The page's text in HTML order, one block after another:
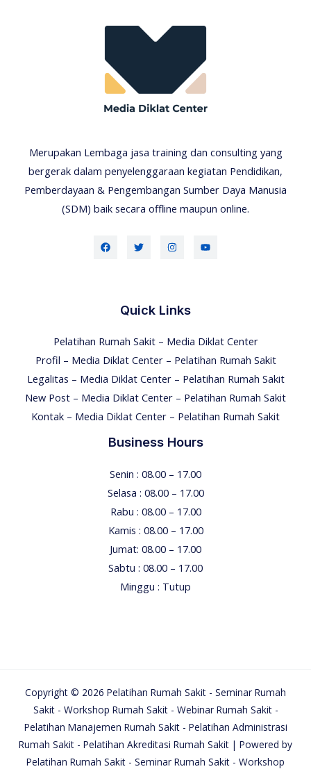
Merupakan Lembaga jasa training dan consulting yang
bergerak dalam penyelenggaraan kegiatan Pendidikan,
Pemberdayaan & Pengembangan Sumber Daya Manusia
(SDM) baik secara offline maupun online.
Quick Links
Pelatihan Rumah Sakit – Media Diklat Center
Profil – Media Diklat Center – Pelatihan Rumah Sakit
Legalitas – Media Diklat Center – Pelatihan Rumah Sakit
New Post – Media Diklat Center – Pelatihan Rumah Sakit
Kontak – Media Diklat Center – Pelatihan Rumah Sakit
Business Hours
Senin : 08.00 – 17.00
Selasa : 08.00 – 17.00
Rabu : 08.00 – 17.00
Kamis : 08.00 – 17.00
Jumat: 08.00 – 17.00
Sabtu : 08.00 – 17.00
Minggu : Tutup
Copyright © 2026 Pelatihan Rumah Sakit - Seminar Rumah
Sakit - Workshop Rumah Sakit - Webinar Rumah Sakit -
Pelatihan Manajemen Rumah Sakit - Pelatihan Administrasi
Rumah Sakit - Pelatihan Akreditasi Rumah Sakit | Powered by
Pelatihan Rumah Sakit - Seminar Rumah Sakit - Workshop